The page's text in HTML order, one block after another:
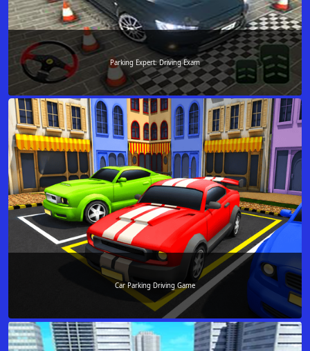
Parking Expert: Driving Exam
Car Parking Driving Game